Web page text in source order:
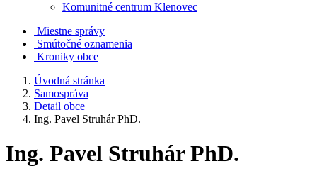
Komunitné centrum Klenovec
Miestne správy
Smútočné oznamenia
Kroniky obce
Úvodná stránka
Samospráva
Detail obce
Ing. Pavel Struhár PhD.
Ing. Pavel Struhár PhD.